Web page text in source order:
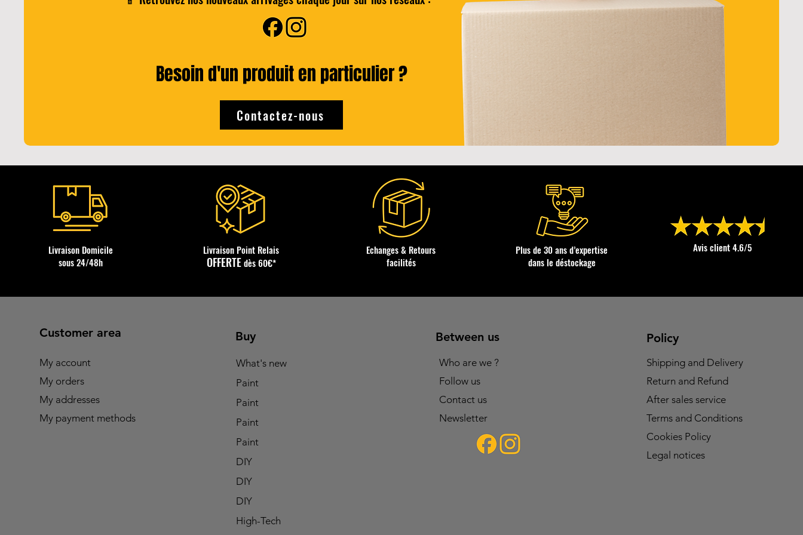
Besoin d'un produit en particulier ?
Contactez-nous
Livraison Domicile
sous 24/48h
Livraison Point Relais
OFFERTEdès 60€*
Echanges & Retours
facilités
Plus de 30 ans d’expertise
dans le déstockage
Avis client 4.6/5
Customer area
My account
My orders
My addresses
My payment methods
Buy
What's new
Paint
Paint
Paint
Paint
DIY
DIY
DIY
High-Tech
Between us
Who are we ?
Follow us
Contact us
Newsletter
Policy
Shipping and Delivery
Return and Refund
After sales service
Terms and Conditions
Cookies Policy
Legal notices